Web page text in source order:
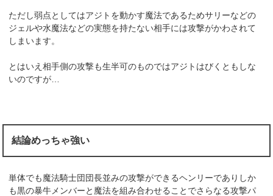
ただし弱点としてはアジトを動かす魔法であるためサリーなどの
ジェルや水魔法などの実態を持たない相手には攻撃がかわされて
しまいます。
とはいえ相手側の攻撃も生半可のものではアジトはびくともしな
いのですが…
結論めっちゃ強い
単体でも魔法騎士団団長並みの攻撃ができるヘンリーでありしか
も黒の暴牛メンバーと魔法を組み合わせることでさらなる攻撃パ